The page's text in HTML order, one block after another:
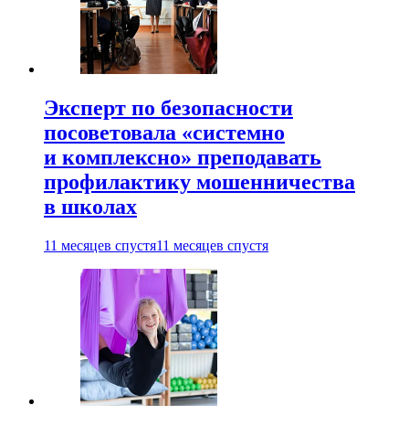
Эксперт по безопасности
посоветовала «системно
и комплексно» преподавать
профилактику мошенничества
в школах
11 месяцев спустя11 месяцев спустя